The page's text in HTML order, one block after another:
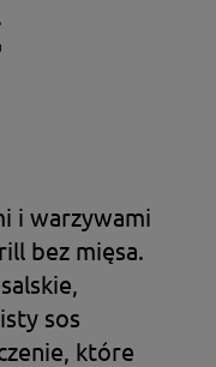
i warzywami
bez mięsa.
sos
które